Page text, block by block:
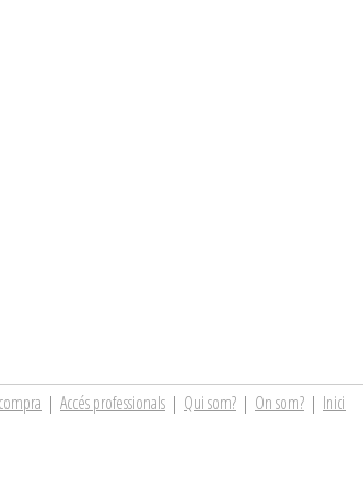
| Accés professionals | Qui som? | On som? | Inici